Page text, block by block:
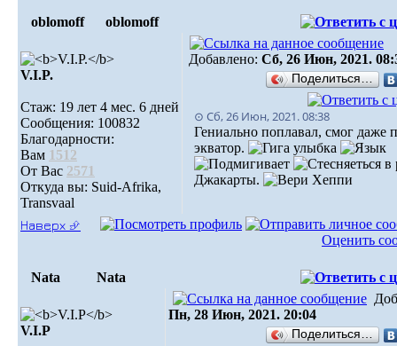
oblomoff oblomoff
V.I.P.
Стаж: 19 лет 4 мес. 6 дней
Сообщения: 100832
Благодарности:
Вам 1512
От Вас 2571
Откуда вы: Suid-Afrika,
Transvaal
Добавлено: Сб, 26 Июн, 2021.
Поделиться…
⊙ Сб, 26 Июн, 2021. 08:38
Гениально поплавал, смог даже
экватор.
в
Джакарты.
Наверх ⮵
Оценить
Nata Nata
V.I.Р
Пн, 28 Июн, 2021. 20:04
Поделиться…